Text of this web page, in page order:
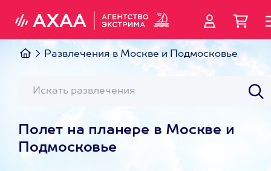
Развлечения в Москве и Подмосковье
Полет на планере в Москве и
Подмосковье